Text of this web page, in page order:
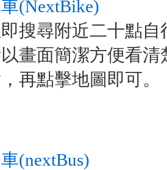
(NextBike)
搜尋附近二十點
畫面簡潔方便看
再點擊地圖即可。
(nextBus)